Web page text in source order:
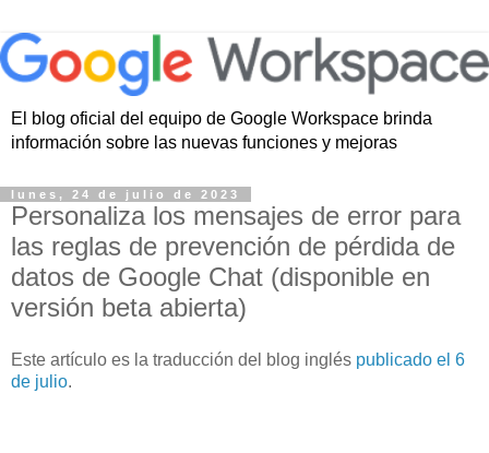
El blog oficial del equipo de Google Workspace brinda
información sobre las nuevas funciones y mejoras
lunes, 24 de julio de 2023
Personaliza los mensajes de error para
las reglas de prevención de pérdida de
datos de Google Chat (disponible en
versión beta abierta)
Este artículo es la traducción del blog inglés publicado el 6
de julio.